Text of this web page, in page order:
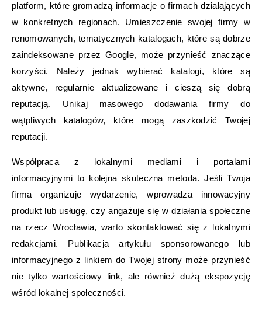
platform, które gromadzą informacje o firmach działających
w konkretnych regionach. Umieszczenie swojej firmy w
renomowanych, tematycznych katalogach, które są dobrze
zaindeksowane przez Google, może przynieść znaczące
korzyści. Należy jednak wybierać katalogi, które są
aktywne, regularnie aktualizowane i cieszą się dobrą
reputacją. Unikaj masowego dodawania firmy do
wątpliwych katalogów, które mogą zaszkodzić Twojej
reputacji.
Współpraca z lokalnymi mediami i portalami
informacyjnymi to kolejna skuteczna metoda. Jeśli Twoja
firma organizuje wydarzenie, wprowadza innowacyjny
produkt lub usługę, czy angażuje się w działania społeczne
na rzecz Wrocławia, warto skontaktować się z lokalnymi
redakcjami. Publikacja artykułu sponsorowanego lub
informacyjnego z linkiem do Twojej strony może przynieść
nie tylko wartościowy link, ale również dużą ekspozycję
wśród lokalnej społeczności.